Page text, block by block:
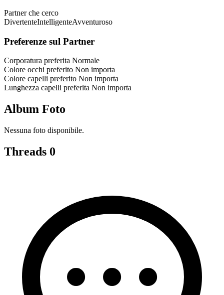
Partner che cerco
DivertenteIntelligenteAvventuroso
Preferenze sul Partner
Corporatura preferita Normale
Colore occhi preferito Non importa
Colore capelli preferito Non importa
Lunghezza capelli preferita Non importa
Album Foto
Nessuna foto disponibile.
Threads 0